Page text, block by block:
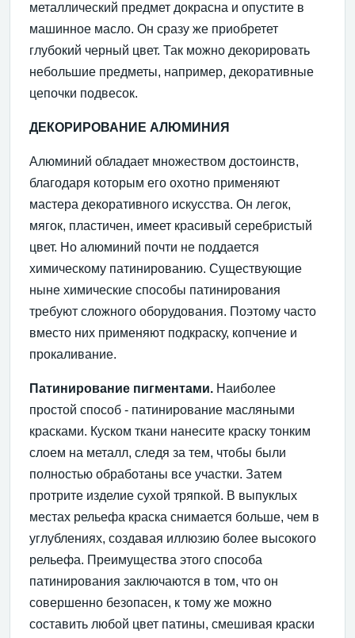
металлический предмет докрасна и опустите в
машинное масло. Он сразу же приобретет
глубокий черный цвет. Так можно декорировать
небольшие предметы, например, декоративные
цепочки подвесок.
ДЕКОРИРОВАНИЕ АЛЮМИНИЯ
Алюминий обладает множеством достоинств,
благодаря которым его охотно применяют
мастера декоративного искусства. Он легок,
мягок, пластичен, имеет красивый серебристый
цвет. Но алюминий почти не поддается
химическому патинированию. Существующие
ныне химические способы патинирования
требуют сложного оборудования. Поэтому часто
вместо них применяют подкраску, копчение и
прокаливание.
Патинирование пигментами. Наиболее
простой способ - патинирование масляными
красками. Куском ткани нанесите краску тонким
слоем на металл, следя за тем, чтобы были
полностью обработаны все участки. Затем
протрите изделие сухой тряпкой. В выпуклых
местах рельефа краска снимается больше, чем в
углублениях, создавая иллюзию более высокого
рельефа. Преимущества этого способа
патинирования заключаются в том, что он
совершенно безопасен, к тому же можно
составить любой цвет патины, смешивая краски